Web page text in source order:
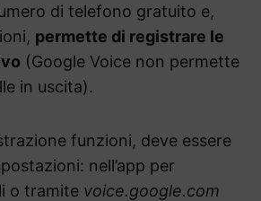
di telefono gratuito e,
permette di registrare le
(Google Voice non permette
in uscita).
funzioni, deve essere
nell’app per
o tramite voice.google.com